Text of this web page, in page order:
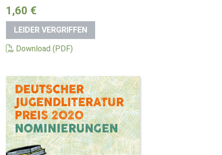
1,60 €
LEIDER VERGRIFFEN
Download (PDF)